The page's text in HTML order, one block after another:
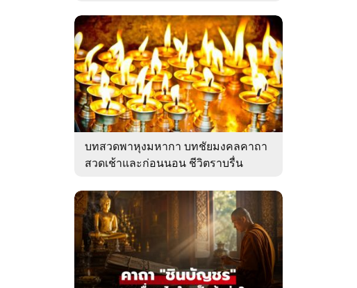
บทสวดพาหุงมหากา บทชัยมงคลคาถา
สวดเช้าและก่อนนอน ชีวิตราบรื่น